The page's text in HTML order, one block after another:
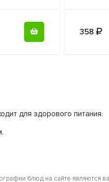
358
для здорового питания.
блюд на сайте являются